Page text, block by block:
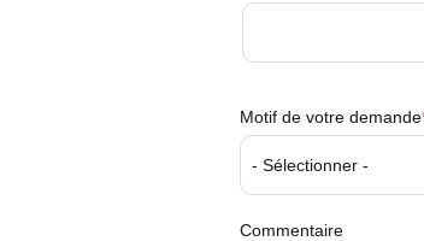
Motif de votre demande
Commentaire